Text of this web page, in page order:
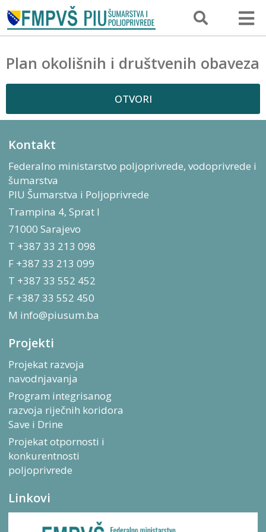
Plan okolišnih i društvenih obaveza
OTVORI
Kontakt
Federalno ministarstvo poljoprivrede, vodoprivrede i
šumarstva
PIU Šumarstva i Poljoprivrede
Trampina 4, Sprat I
71000 Sarajevo
T +387 33 213 098
F +387 33 213 099
T +387 33 552 452
F +387 33 552 450
M info@piusum.ba
Projekti
Projekat razvoja
navodnjavanja
Program integrisanog
razvoja riječnih koridora
Save i Drine
Projekat otpornosti i
konkurentnosti
poljoprivrede
Linkovi